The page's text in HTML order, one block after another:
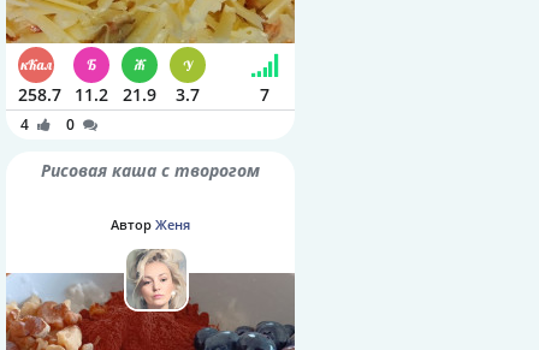
258.7 11.2 21.9 3.7 7
4 0
Рисовая каша с творогом
Автор Женя